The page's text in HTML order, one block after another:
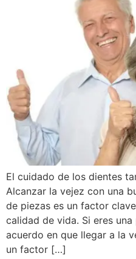
El cuidado de los dientes
Alcanzar la vejez con una
de piezas es un factor
calidad de vida. Si eres
acuerdo en que llegar a la
un factor […]